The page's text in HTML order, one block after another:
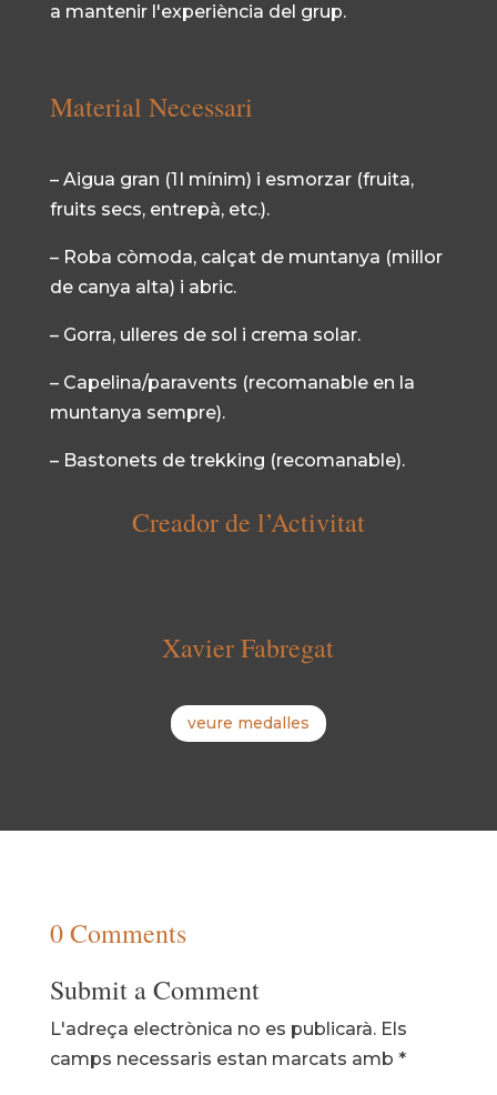
a mantenir l'experiència del grup.
Material Necessari
– Aigua gran (1 l mínim) i esmorzar (fruita,
fruits secs, entrepà, etc.).
– Roba còmoda, calçat de muntanya (millor
de canya alta) i abric.
– Gorra, ulleres de sol i crema solar.
– Capelina/paravents (recomanable en la
muntanya sempre).
– Bastonets de trekking (recomanable).
Creador de l’Activitat
Xavier Fabregat
veure medalles
0 Comments
Submit a Comment
L'adreça electrònica no es publicarà. Els
camps necessaris estan marcats amb *